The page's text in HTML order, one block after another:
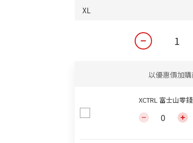
以優惠價加購
XCTRL 富士山零